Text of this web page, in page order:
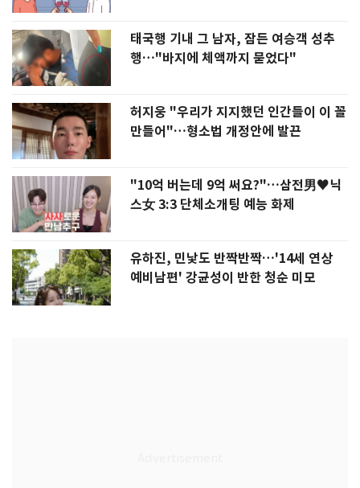
태국행 기내 그 남자, 잠든 여승객 성추
행…"바지에 체액까지 묻었다"
허지웅 "우리가 지지했던 인간들이 이 꼴
만들어"…형소법 개정안에 발끈
"10억 버는데 9억 써요?"…삼전男♥닉
스女 3:3 단체소개팅 예능 화제
유하진, 민낯도 반짝반짝…'14세 연상
예비남편' 강균성이 반한 청순 미모